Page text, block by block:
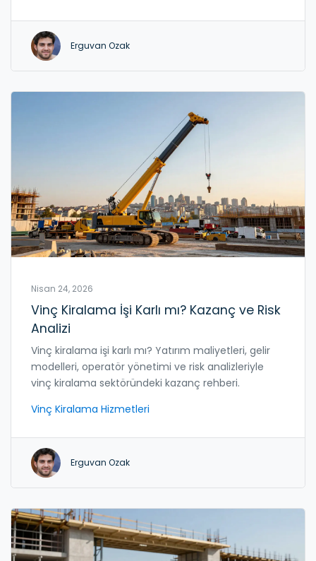
Erguvan Ozak
Nisan 24, 2026
Vinç Kiralama İşi Karlı mı? Kazanç ve Risk
Analizi
Vinç kiralama işi karlı mı? Yatırım maliyetleri, gelir
modelleri, operatör yönetimi ve risk analizleriyle
vinç kiralama sektöründeki kazanç rehberi.
Vinç Kiralama Hizmetleri
Erguvan Ozak